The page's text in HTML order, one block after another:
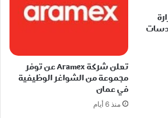
تعلن شركة Aramex عن توفر
مجموعة من الشواغر الوظيفية
في عمان
منذ 6 أيام